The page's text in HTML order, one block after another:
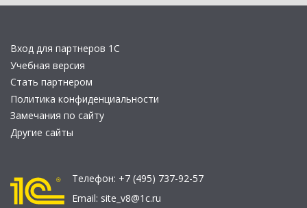
Вход для партнеров 1С
Учебная версия
Стать партнером
Политика конфиденциальности
Замечания по сайту
Другие сайты
Телефон: +7 (495) 737-92-57
Email: site_v8@1c.ru